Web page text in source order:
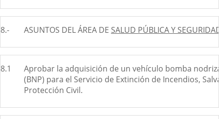
8.- ASUNTOS DEL ÁREA DE SALUD PÚBLICA Y
8.1
Aprobar la adquisición de un vehículo bomba
(BNP) para el Servicio de Extinción de Incendios,
Protección Civil.